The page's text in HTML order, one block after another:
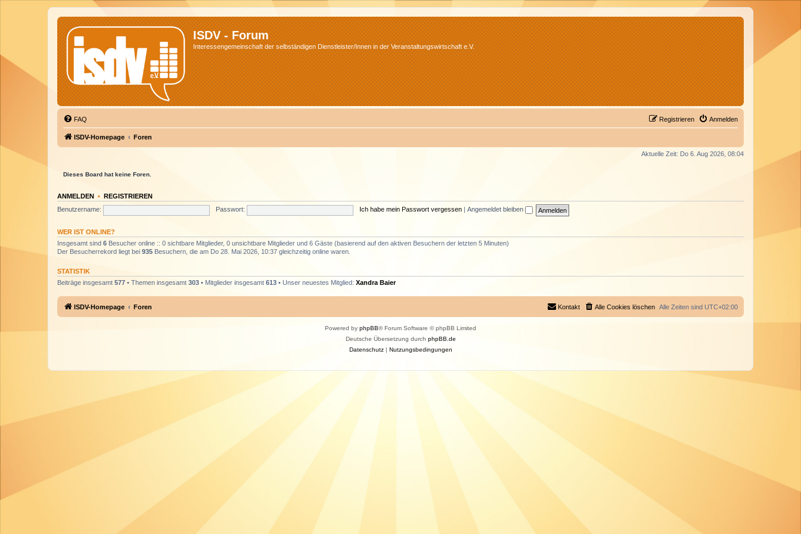
ISDV - Forum
Interessengemeinschaft der selbständigen Dienstleister/Innen in der Veranstaltungswirtschaft e.V.
FAQ Anmelden
Registrieren
ISDV-Homepage Foren
Aktuelle Zeit: Do 6. Aug 2026, 08:04
Dieses Board hat keine Foren.
ANMELDEN • REGISTRIEREN
Benutzername:
Passwort: Ich habe mein Passwort vergessen Angemeldet bleiben
WER IST ONLINE?
Insgesamt sind 6 Besucher online :: 0 sichtbare Mitglieder, 0 unsichtbare Mitglieder und 6 Gäste (basierend auf den aktiven Besuchern der letzten 5 Minuten)
Der Besucherrekord liegt bei 935 Besuchern, die am Do 28. Mai 2026, 10:37 gleichzeitig online waren.
STATISTIK
Beiträge insgesamt 577 • Themen insgesamt 303 • Mitglieder insgesamt 613 • Unser neuestes Mitglied: Xandra Baier
ISDV-Homepage Foren Alle Zeiten sind UTC+02:00
Alle Cookies löschen
Kontakt
Powered by phpBB® Forum Software © phpBB Limited
Deutsche Übersetzung durch phpBB.de
Datenschutz| Nutzungsbedingungen